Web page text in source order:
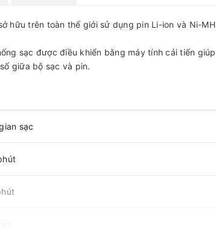
hữu trên toàn thế giới sử dụng pin Li-ion và Ni-MH
sạc được điều khiển bằng máy tính cải tiến giúp
giữa bộ sạc và pin.
sạc